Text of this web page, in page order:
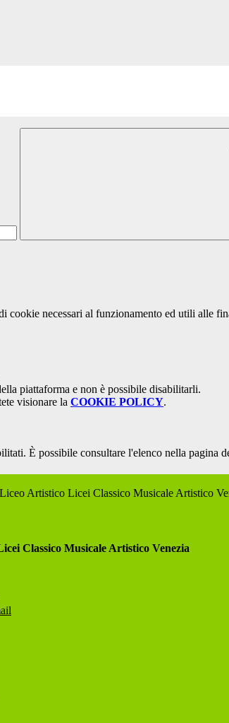
cookie necessari al funzionamento ed utili alle
piattaforma e non è possibile disabilitarli.
visionare la COOKIE POLICY.
È possibile consultare l'elenco nella pagina
Artistico Licei Classico Musicale Artistico
Classico Musicale Artistico Venezia